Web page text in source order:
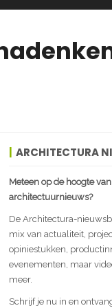
ARCHITECTURA
Meteen op de hoogte
architectuurnieuws?
De Architectura-
mix van actualiteit,
opiniestukken,
evenementen, maar
meer.
Schrijf je nu in en